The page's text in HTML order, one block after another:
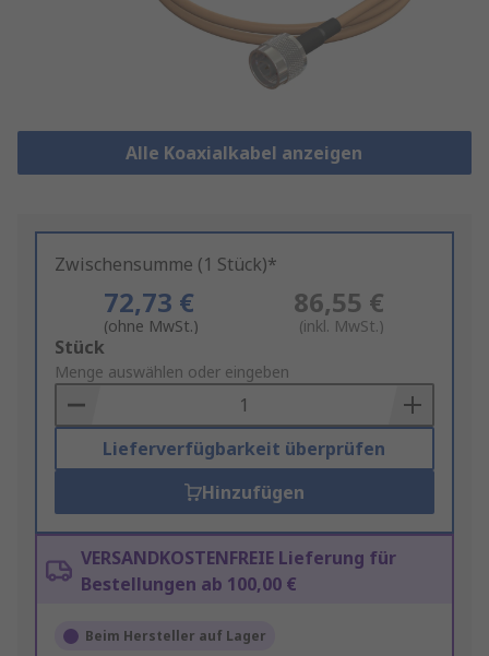
Alle Koaxialkabel anzeigen
Zwischensumme (1 Stück)*
72,73 €
(ohne MwSt.)
86,55 €
(inkl. MwSt.)
Add
to
Basket
Stück
Menge auswählen oder eingeben
Lieferverfügbarkeit überprüfen
Hinzufügen
VERSANDKOSTENFREIE Lieferung für
Bestellungen ab 100,00 €
Beim Hersteller auf Lager